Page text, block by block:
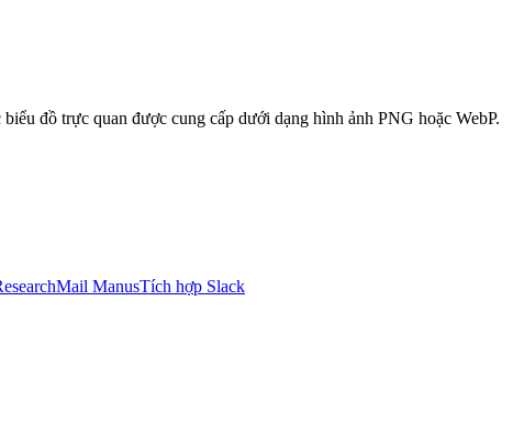
đồ trực quan được cung cấp dưới dạng hình ảnh PNG hoặc WebP.
Mail ManusTích hợp Slack